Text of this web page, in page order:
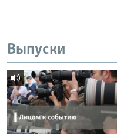
Выпуски